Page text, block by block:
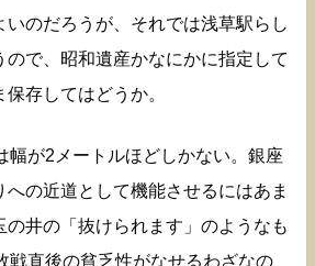
いのだろうが、それでは浅草駅らし
ので、昭和遺産かなにかに指定して
存してはどうか。
幅が2メートルほどしかない。銀座
の近道として機能させるにはあま
の井の「抜けられます」のようなも
戦直後の貧乏性がなせるわざなの